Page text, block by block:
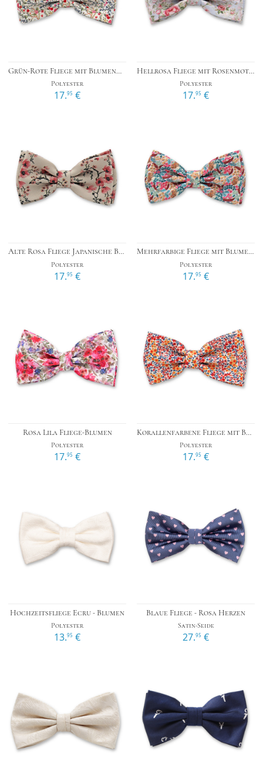
Grün-Rote Fliege mit Blumenmuster
Polyester
17.95 €
Hellrosa Fliege mit Rosenmotiv
Polyester
17.95 €
Alte Rosa Fliege Japanische Blüte
Polyester
17.95 €
Mehrfarbige Fliege mit Blumenmuster
Polyester
17.95 €
Rosa Lila Fliege-Blumen
Polyester
17.95 €
Korallenfarbene Fliege mit Blumenmotiv
Polyester
17.95 €
Hochzeitsfliege Ecru - Blumen
Polyester
13.95 €
Blaue Fliege - Rosa Herzen
Satin-Seide
27.95 €